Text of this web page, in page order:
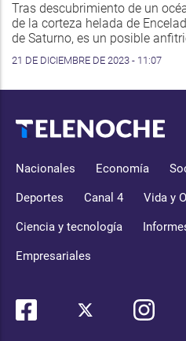
Tras descubrimiento de un
de la corteza helada de
de Saturno, es un posible
21 DE DICIEMBRE DE 2023 - 11:07
Nacionales Economía
Deportes Canal 4 Vida y
Ciencia y tecnología
Empresariales